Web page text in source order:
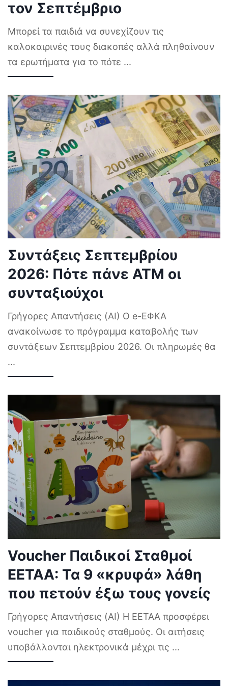
τον Σεπτέμβριο
Μπορεί τα παιδιά να συνεχίζουν τις
καλοκαιρινές τους διακοπές αλλά πληθαίνουν
τα ερωτήματα για το πότε ...
Συντάξεις Σεπτεμβρίου
2026: Πότε πάνε ΑΤΜ οι
συνταξιούχοι
Γρήγορες Απαντήσεις (AI) Ο e-ΕΦΚΑ
ανακοίνωσε το πρόγραμμα καταβολής των
συντάξεων Σεπτεμβρίου 2026. Οι πληρωμές θα
...
Voucher Παιδικοί Σταθμοί
ΕΕΤΑΑ: Τα 9 «κρυφά» λάθη
που πετούν έξω τους γονείς
Γρήγορες Απαντήσεις (AI) Η ΕΕΤΑΑ προσφέρει
voucher για παιδικούς σταθμούς. Οι αιτήσεις
υποβάλλονται ηλεκτρονικά μέχρι τις ...